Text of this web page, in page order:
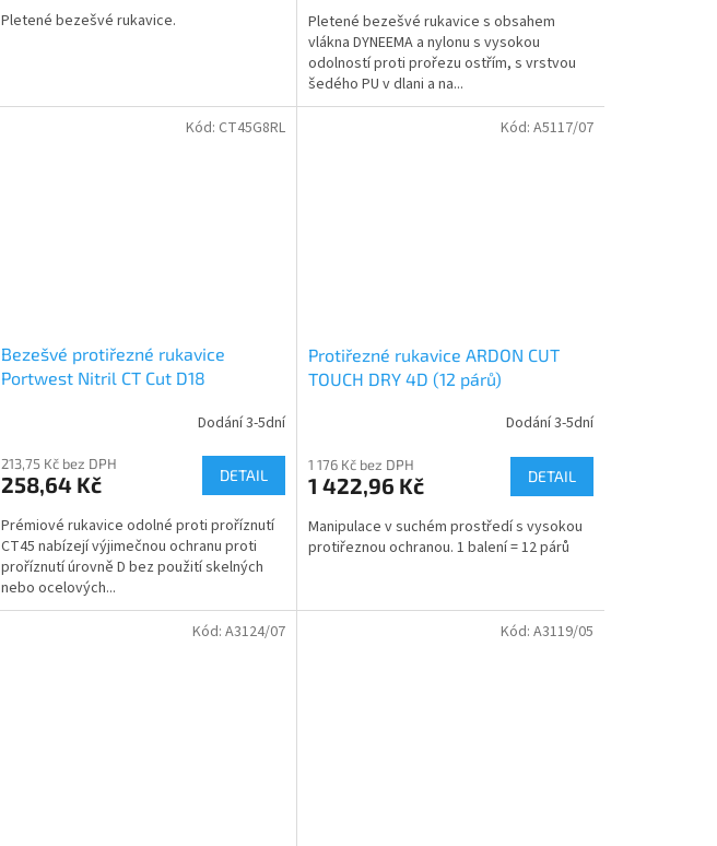
Pletené bezešvé rukavice.
Pletené bezešvé rukavice s obsahem
vlákna DYNEEMA a nylonu s vysokou
odolností proti prořezu ostřím, s vrstvou
šedého PU v dlani a na...
Bezešvé protiřezné rukavice
Portwest Nitril CT Cut D18
Dodání 3-5dní
213,75 Kč bez DPH
258,64 Kč DETAIL
Prémiové rukavice odolné proti proříznutí
CT45 nabízejí výjimečnou ochranu proti
proříznutí úrovně D bez použití skelných
nebo ocelových...
Kód: CT45G8RL
Protiřezné rukavice ARDON CUT
TOUCH DRY 4D (12 párů)
Dodání 3-5dní
1 176 Kč bez DPH
1 422,96 Kč DETAIL
Manipulace v suchém prostředí s vysokou
protiřeznou ochranou. 1 balení = 12 párů
Kód: A5117/07
Kód: A3124/07 Kód: A3119/05